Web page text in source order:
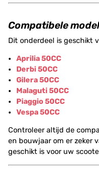
Compatibele
Dit onderdeel is geschikt
Aprilia 50CC
Derbi 50CC
Gilera 50CC
Malaguti 50CC
Piaggio 50CC
Vespa 50CC
Controleer altijd de
en bouwjaar om er zeker
geschikt is voor uw